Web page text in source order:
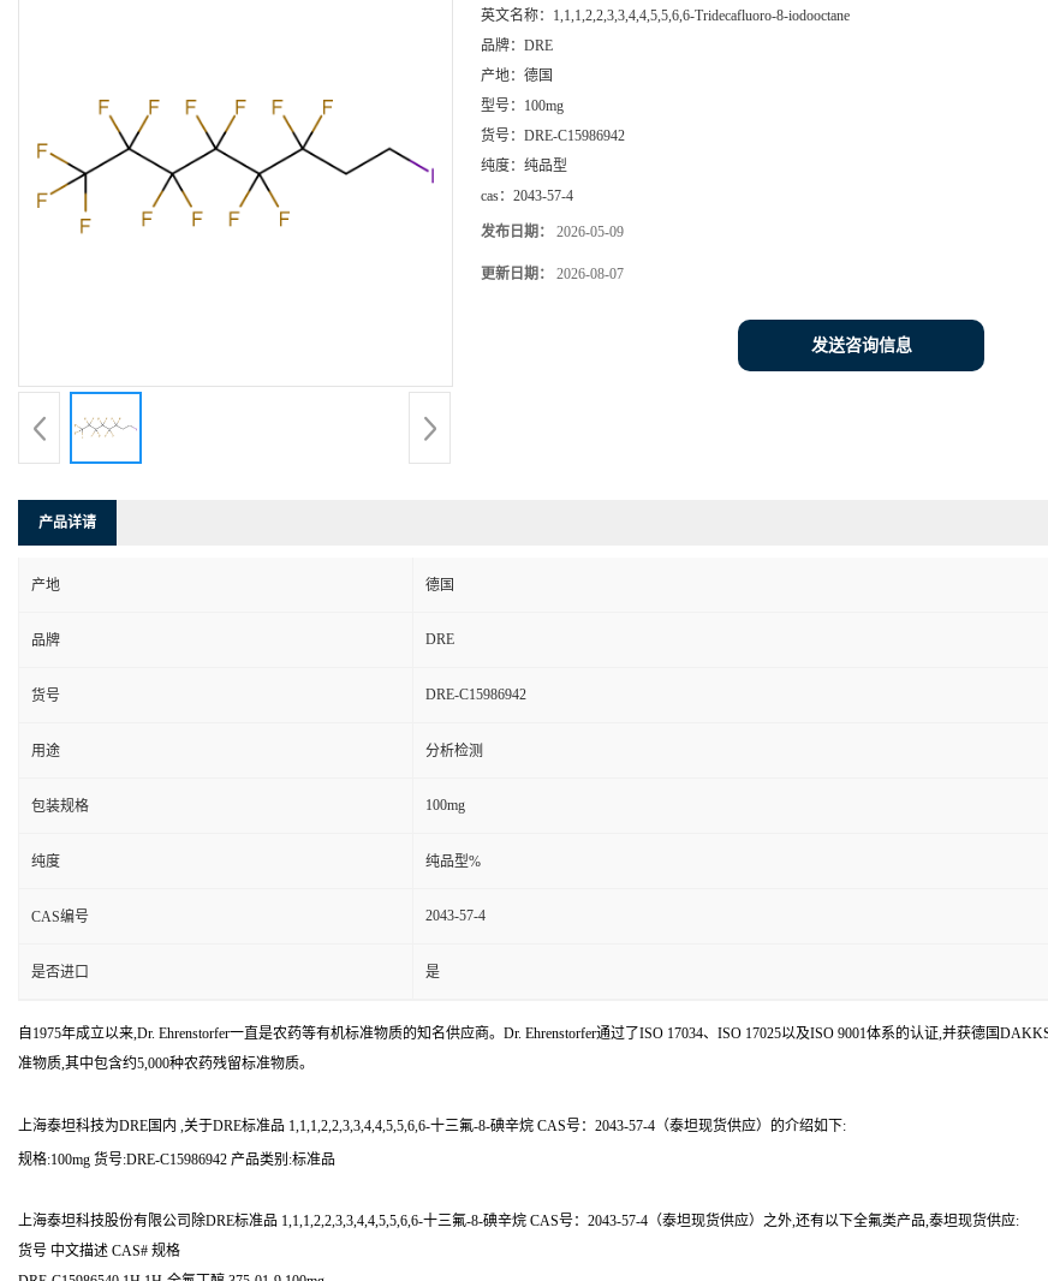
英文名称： 1,1,1,2,2,3,3,4,4,5,5,6,6-Tridecafluoro-8-iodooctane
品牌： DRE
产地： 德国
型号： 100mg
货号： DRE-C15986942
纯度： 纯品型
cas： 2043-57-4
发布日期： 2026-05-09
更新日期： 2026-08-07
发送咨询信息
产品详请
产地 德国
品牌 DRE
货号 DRE-C15986942
用途 分析检测
包装规格 100mg
纯度 纯品型%
CAS编号 2043-57-4
是否进口 是
自1975年成立以来,Dr. Ehrenstorfer一直是农药等有机标准物质的知名供应商。Dr. Ehrenstorfer通过了ISO 17034、ISO 17025以及ISO 9001体系的认证,并获德国
准物质,其中包含约5,000种农药残留标准物质。
上海泰坦科技为DRE国内 ,关于DRE标准品 1,1,1,2,2,3,3,4,4,5,5,6,6-十三氟-8-碘辛烷 CAS号：2043-57-4（泰坦现货供应）的介绍如下:
规格:100mg 货号:DRE-C15986942 产品类别:标准品
上海泰坦科技股份有限公司除DRE标准品 1,1,1,2,2,3,3,4,4,5,5,6,6-十三氟-8-碘辛烷 CAS号：2043-57-4（泰坦现货供应）之外,还有以下全氟类产品,泰坦现货供应:
货号 中文描述 CAS# 规格